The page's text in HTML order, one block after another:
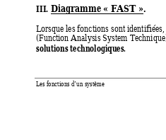
Les fonctions d’un système
III. Diagramme « FAST ».
Lorsque les fonctions sont identifiées,
(Function Analysis System
solutions technologiques.